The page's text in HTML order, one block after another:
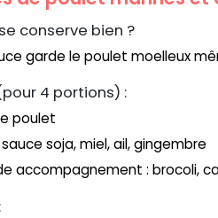
conserve bien ?
garde le poulet moelleux
4 portions) :
poulet
soja, miel, ail, gingembre
accompagnement : brocoli,